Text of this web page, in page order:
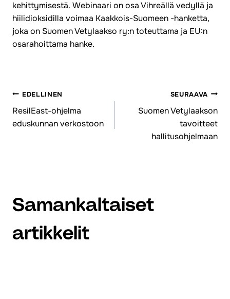
kehittymisestä. Webinaari on osa Vihreällä vedyllä ja
hiilidioksidilla voimaa Kaakkois-Suomeen -hanketta,
joka on Suomen Vetylaakso ry:n toteuttama ja EU:n
osarahoittama hanke.
Artikkelien
selaus
EDELLINEN
ResilEast-ohjelma
eduskunnan verkostoon
SEURAAVA
Suomen Vetylaakson
tavoitteet
hallitusohjelmaan
Samankaltaiset
artikkelit